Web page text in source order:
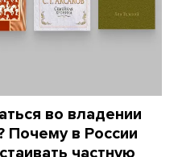
во владении
Почему в России
частную